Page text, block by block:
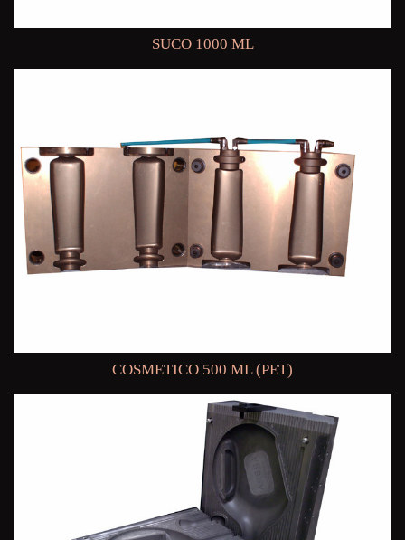
SUCO 1000 ML
COSMETICO 500 ML (PET)